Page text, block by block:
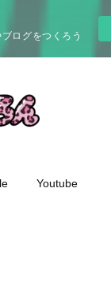
ログをつくろう
Youtube